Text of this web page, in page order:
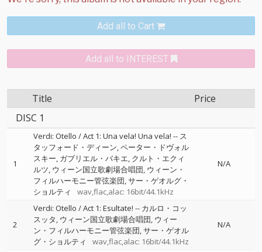
Add all to Cart
Add all to INTEREST
Title
Price
DISC 1
1
Verdi: Otello / Act 1: Una vela! Una vela! -- ス
タッフォード・ディーン ペーター・ドヴォル
スキー ガブリエル・バキエ クルト・エクィ
ルツ ウィーン国立歌劇場合唱団 ウィーン・
フィルハーモニー管弦楽団 サー・ゲオルグ・
ショルティ
wav,flac,alac: 16bit/44.1kHz
N/A
2
Verdi: Otello / Act 1: Esultate! -- カルロ・コッ
スッタ ウィーン国立歌劇場合唱団 ウィー
ン・フィルハーモニー管弦楽団 サー・ゲオル
グ・ショルティ
wav,flac,alac: 16bit/44.1kHz
N/A